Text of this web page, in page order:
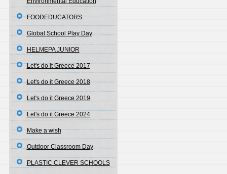
FOODEDUCATORS
Global School Play Day
HELMEPA JUNIOR
Let's do it Greece 2017
Let's do it Greece 2018
Let's do it Greece 2019
Let's do it Greece 2024
Make a wish
Outdoor Classroom Day
PLASTIC CLEVER SCHOOLS